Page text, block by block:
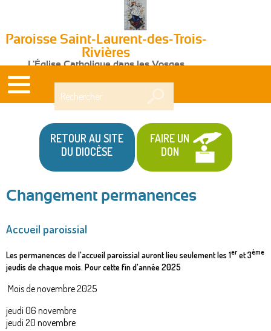
Paroisse Saint-Laurent-des-Trois-
Rivières
L'Église Catholique dans les Vosges
RETOUR AU SITE
DU DIOCÈSE
FAIRE UN
DON
êtes
ici
Changement permanences
Accueil paroissial
Les permanences de l'accueil paroissial auront lieu seulement les 1eret 3ème
jeudis de chaque mois. Pour cette fin d'année 2025
Mois de novembre 2025
jeudi 06 novembre
jeudi 20 novembre